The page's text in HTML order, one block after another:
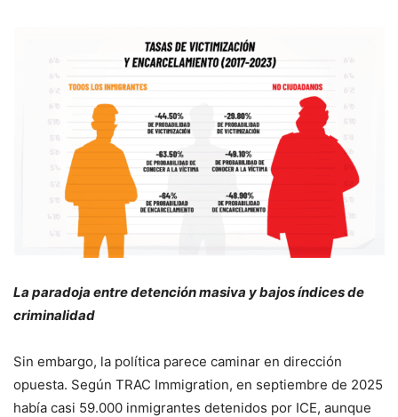
La paradoja entre detención masiva y bajos índices de
criminalidad
Sin embargo, la política parece caminar en dirección
opuesta. Según TRAC Immigration, en septiembre de 2025
había casi 59.000 inmigrantes detenidos por ICE, aunque